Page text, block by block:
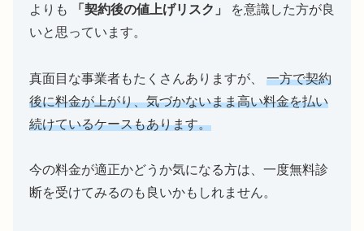
よりも
「契約後の値上げリスク」
を意識した方が良
いと思っています。
真面目な事業者もたくさんありますが、 一方で契約
後に料金が上がり、気づかないまま高い料金を払い
続けているケースもあります。
今の料金が適正かどうか気になる方は、一度無料診
断を受けてみるのも良いかもしれません。